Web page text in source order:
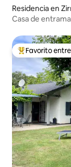
Residencia en
Casa de
De los mejores
Favorito